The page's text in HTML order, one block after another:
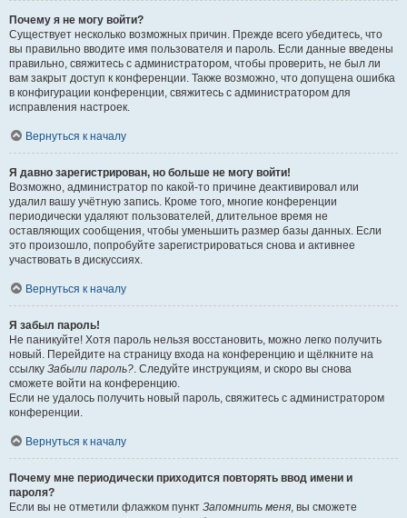
Почему я не могу войти?
Существует несколько возможных причин. Прежде всего убедитесь, что
вы правильно вводите имя пользователя и пароль. Если данные введены
правильно, свяжитесь с администратором, чтобы проверить, не был ли
вам закрыт доступ к конференции. Также возможно, что допущена ошибка
в конфигурации конференции, свяжитесь с администратором для
исправления настроек.
Вернуться к началу
Я давно зарегистрирован, но больше не могу войти!
Возможно, администратор по какой-то причине деактивировал или
удалил вашу учётную запись. Кроме того, многие конференции
периодически удаляют пользователей, длительное время не
оставляющих сообщения, чтобы уменьшить размер базы данных. Если
это произошло, попробуйте зарегистрироваться снова и активнее
участвовать в дискуссиях.
Вернуться к началу
Я забыл пароль!
Не паникуйте! Хотя пароль нельзя восстановить, можно легко получить
новый. Перейдите на страницу входа на конференцию и щёлкните на
ссылку Забыли пароль?. Следуйте инструкциям, и скоро вы снова
сможете войти на конференцию.
Если не удалось получить новый пароль, свяжитесь с администратором
конференции.
Вернуться к началу
Почему мне периодически приходится повторять ввод имени и
пароля?
Если вы не отметили флажком пункт Запомнить меня, вы сможете